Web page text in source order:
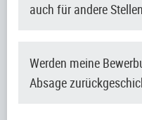
auch für andere
Werden meine
Absage